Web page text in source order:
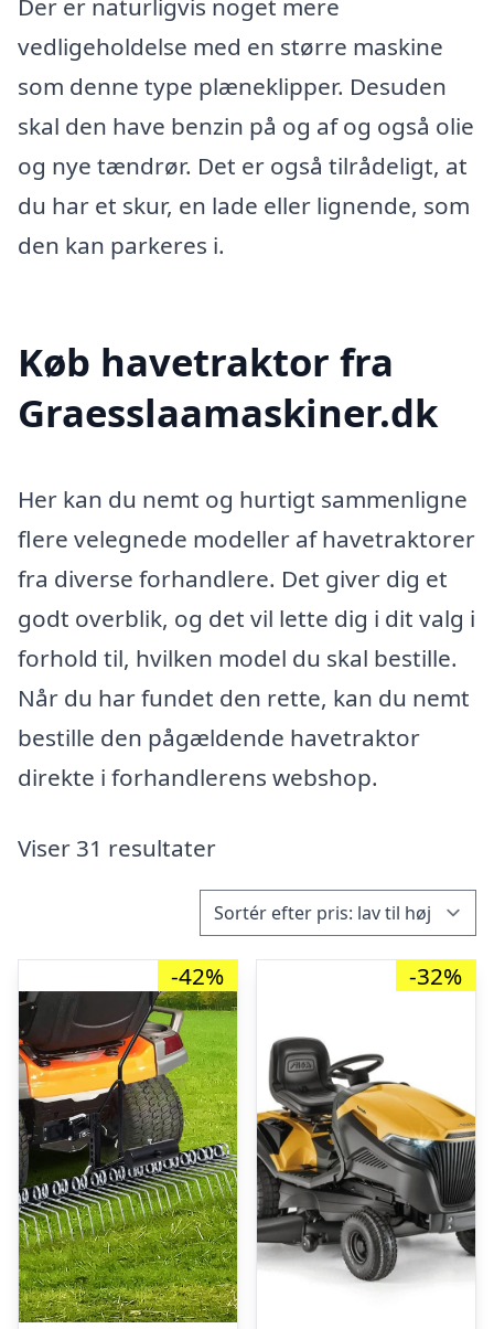
Der er naturligvis noget mere
vedligeholdelse med en større maskine
som denne type plæneklipper. Desuden
skal den have benzin på og af og også olie
og nye tændrør. Det er også tilrådeligt, at
du har et skur, en lade eller lignende, som
den kan parkeres i.
Køb havetraktor fra
Graesslaamaskiner.dk
Her kan du nemt og hurtigt sammenligne
flere velegnede modeller af havetraktorer
fra diverse forhandlere. Det giver dig et
godt overblik, og det vil lette dig i dit valg i
forhold til, hvilken model du skal bestille.
Når du har fundet den rette, kan du nemt
bestille den pågældende havetraktor
direkte i forhandlerens webshop.
Viser 31 resultater
-42% -32%